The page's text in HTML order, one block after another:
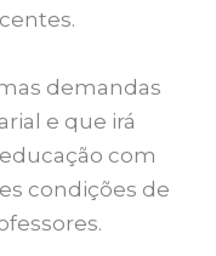
demandas
e que irá
com
condições de